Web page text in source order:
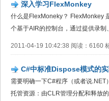
深入学习Flex​Monkey
什么是FlexMoneky？ FlexMonkey
个基于AIR的控制台，通过提供录制
2011-04-19 10:42:38 阅读：6160
C#中标准Dispose模式的
需要明确一下C#程序（或者说
托管资源：由CLR管理分配和释放